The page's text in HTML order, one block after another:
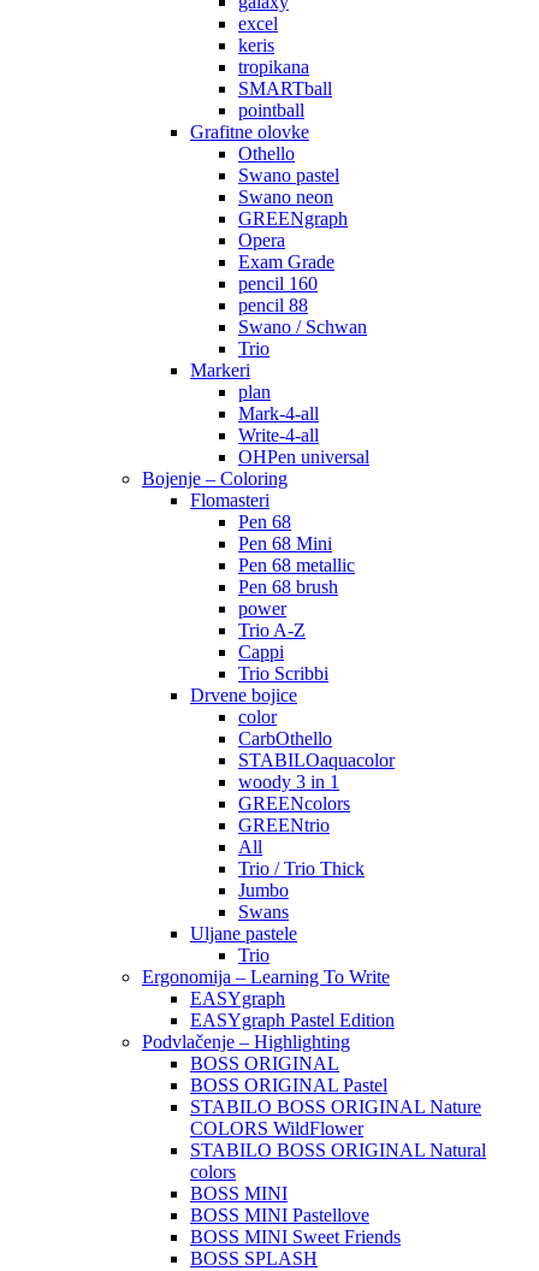
excel
keris
tropikana
SMARTball
pointball
Grafitne olovke
Othello
Swano pastel
Swano neon
GREENgraph
Opera
Exam Grade
pencil 160
pencil 88
Swano / Schwan
Trio
Markeri
plan
Mark-4-all
Write-4-all
OHPen universal
Bojenje – Coloring
Flomasteri
Pen 68
Pen 68 Mini
Pen 68 metallic
Pen 68 brush
power
Trio A-Z
Cappi
Trio Scribbi
Drvene bojice
color
CarbOthello
STABILOaquacolor
woody 3 in 1
GREENcolors
GREENtrio
All
Trio / Trio Thick
Jumbo
Swans
Uljane pastele
Trio
Ergonomija – Learning To Write
EASYgraph
EASYgraph Pastel Edition
Podvlačenje – Highlighting
BOSS ORIGINAL
BOSS ORIGINAL Pastel
STABILO BOSS ORIGINAL Nature
COLORS WildFlower
STABILO BOSS ORIGINAL Natural
colors
BOSS MINI
BOSS MINI Pastellove
BOSS MINI Sweet Friends
BOSS SPLASH